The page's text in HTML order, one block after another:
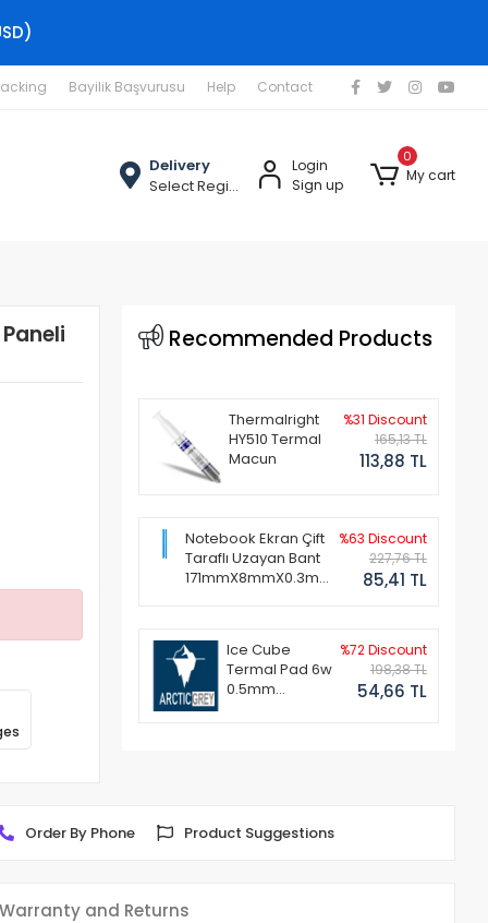
Bayilik Başvurusu Help Contact
Delivery
Select Region
Login
Sign up
0
My cart
Recommended Products
Thermalright
HY510 Termal
Macun
%31 Discount
165,13 TL
113,88 TL
Notebook Ekran Çift
Taraflı Uzayan Bant
171mmX8mmX0.3mm
%63 Discount
227,76 TL
85,41 TL
Ice Cube
Termal Pad 6w
0.5mm
%72 Discount
198,38 TL
54,66 TL
Order By Phone Product Suggestions
Warranty and Returns